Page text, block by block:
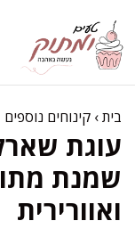
לתוכן
בית› קינוחים נוספים
עוגת
שמנת
ואוורירית